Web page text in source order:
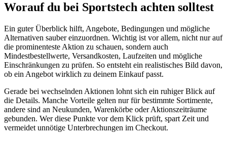
Worauf du bei Sportstech achten solltest
Ein guter Überblick hilft, Angebote, Bedingungen und mögliche
Alternativen sauber einzuordnen. Wichtig ist vor allem, nicht nur auf
die prominenteste Aktion zu schauen, sondern auch
Mindestbestellwerte, Versandkosten, Laufzeiten und mögliche
Einschränkungen zu prüfen. So entsteht ein realistisches Bild davon,
ob ein Angebot wirklich zu deinem Einkauf passt.
Gerade bei wechselnden Aktionen lohnt sich ein ruhiger Blick auf
die Details. Manche Vorteile gelten nur für bestimmte Sortimente,
andere sind an Neukunden, Warenkörbe oder Aktionszeiträume
gebunden. Wer diese Punkte vor dem Klick prüft, spart Zeit und
vermeidet unnötige Unterbrechungen im Checkout.